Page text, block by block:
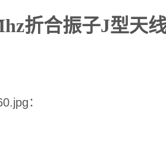
折合振子J型天
：